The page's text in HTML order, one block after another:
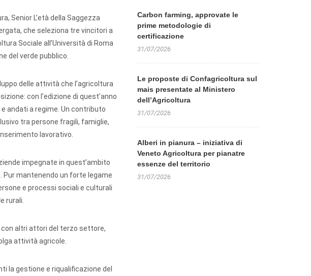
Senior L’età della Saggezza
che seleziona tre vincitori a
Sociale all’Università di Roma
del verde pubblico.
delle attività che l’agricoltura
con l’edizione di quest’anno
andati a regime. Un contributo
tra persone fragili, famiglie,
lavorativo.
impegnate in quest’ambito
Pur mantenendo un forte legame
e processi sociali e culturali
rurali.
con altri attori del terzo settore,
attività agricole.
la gestione e riqualificazione del
Carbon farming, approvate le
prime metodologie di
certificazione
31/07/2026
Le proposte di Confagricoltura sul
mais presentate al Ministero
dell’Agricoltura
31/07/2026
Alberi in pianura – iniziativa di
Veneto Agricoltura per pianatre
essenze del territorio
31/07/2026